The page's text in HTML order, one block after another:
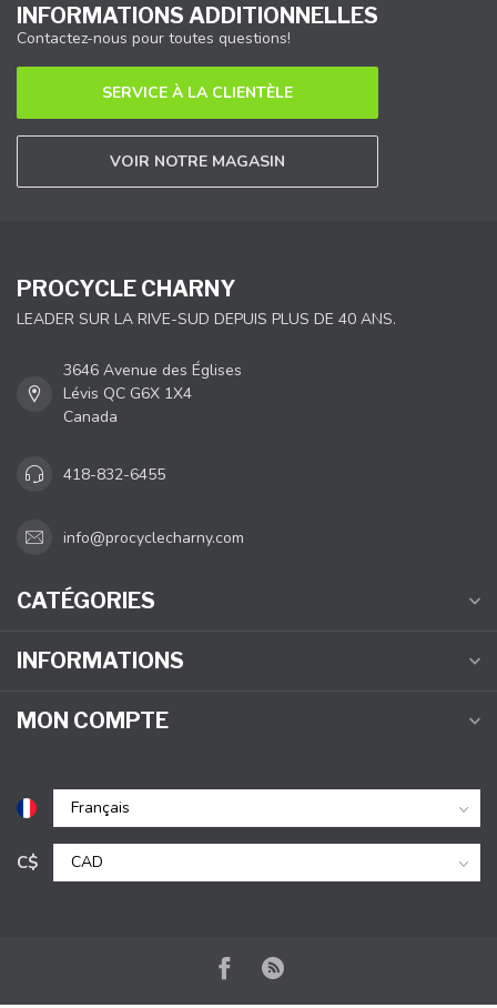
INFORMATIONS ADDITIONNELLES
Contactez-nous pour toutes questions!
SERVICE À LA CLIENTÈLE
VOIR NOTRE MAGASIN
PROCYCLE CHARNY
LEADER SUR LA RIVE-SUD DEPUIS PLUS DE 40 ANS.
3646 Avenue des Églises
Lévis QC G6X 1X4
Canada
418-832-6455
info@procyclecharny.com
CATÉGORIES
INFORMATIONS
MON COMPTE
C$